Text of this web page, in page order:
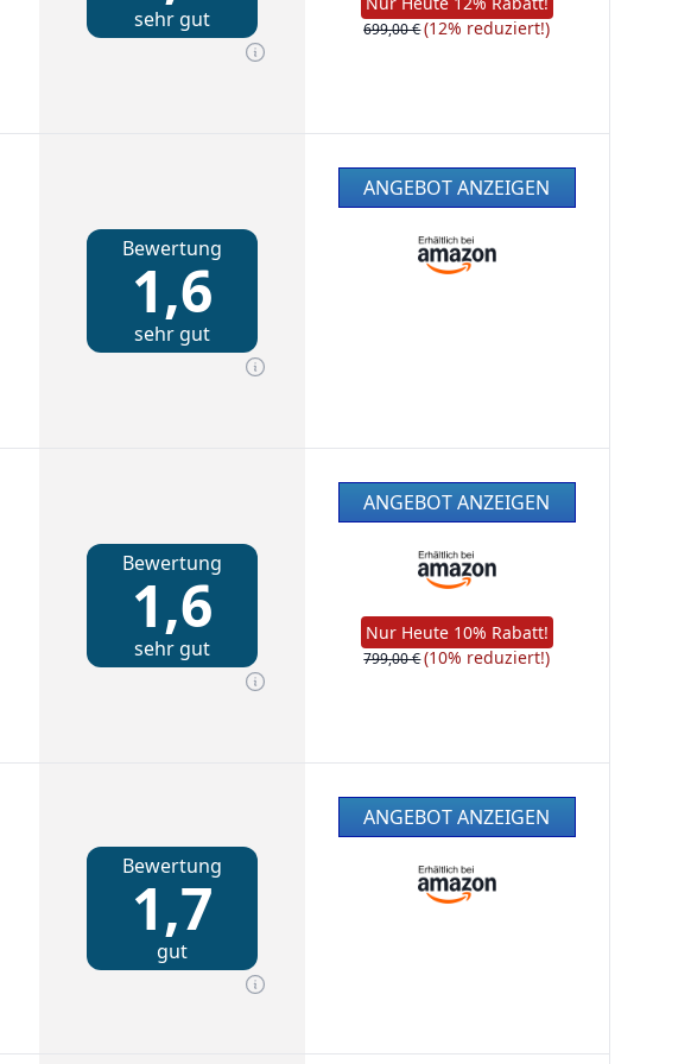
sehr gut 699,00 €(12% reduziert!)
Bewertung
1,6
sehr gut
ANGEBOT ANZEIGEN
Bewertung
1,6
sehr gut
ANGEBOT ANZEIGEN
Nur Heute 10% Rabatt!
799,00 €(10% reduziert!)
Bewertung
1,7
gut
ANGEBOT ANZEIGEN